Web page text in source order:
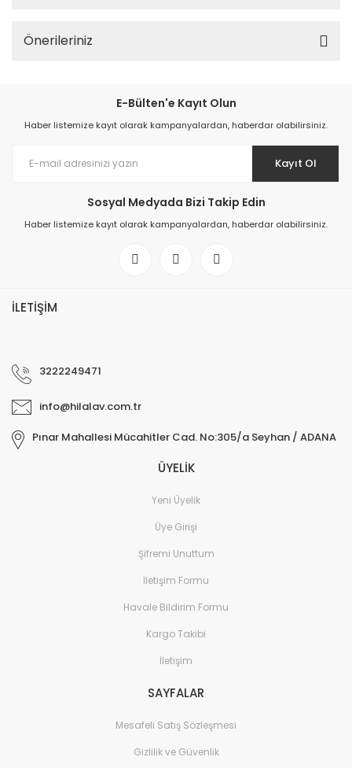
Önerileriniz
E-Bülten'e Kayıt Olun
Haber listemize kayıt olarak kampanyalardan, haberdar olabilirsiniz.
Kayıt Ol
Sosyal Medyada Bizi Takip Edin
Haber listemize kayıt olarak kampanyalardan, haberdar olabilirsiniz.
İLETİŞİM
3222249471
info@hilalav.com.tr
Pınar Mahallesi Mücahitler Cad. No:305/a Seyhan / ADANA
ÜYELİK
Yeni Üyelik
Üye Girişi
Şifremi Unuttum
İletişim Formu
Havale Bildirim Formu
Kargo Takibi
İletişim
SAYFALAR
Mesafeli Satış Sözleşmesi
Gizlilik ve Güvenlik